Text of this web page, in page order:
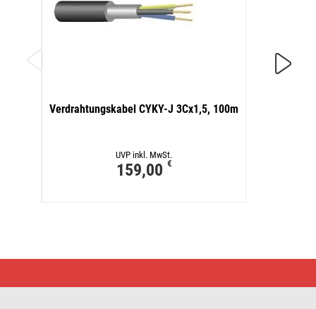
Verdrahtungskabel CYKY-J 3Cx1,5, 100m
UVP inkl. MwSt.
159,00 €